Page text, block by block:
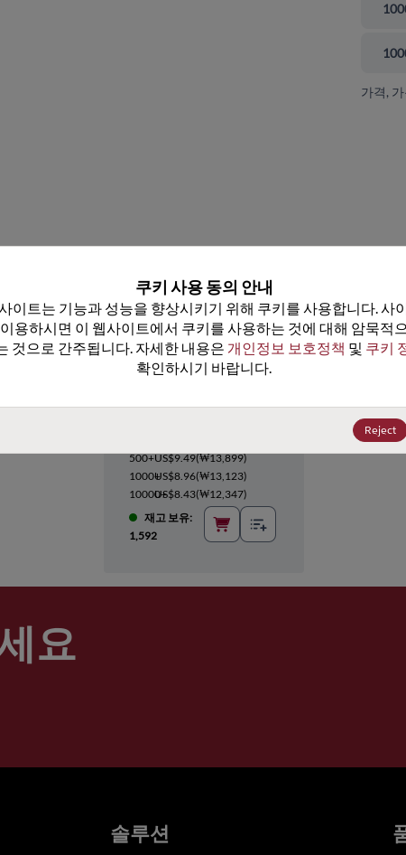
가격,
CY14B256K-SP35XC
500+US$9.49(₩13,899)
1000+US$8.96(₩13,123)
10000+US$8.43(₩12,347)
재고 보유:
1,592
요
쿠키 사용 동의 안내
이트는 기능과 성능을 향상시키기 위해 쿠키를 사용합니다. 사
용하시면 이 웹사이트에서 쿠키를 사용하는 것에 대해 암묵적
것으로 간주됩니다. 자세한 내용은 개인정보 보호정책 및 쿠키
확인하시기 바랍니다.
Reject
솔루션